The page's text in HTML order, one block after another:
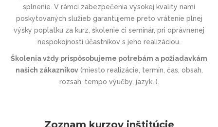
splnenie. V rámci zabezpečenia vysokej kvality nami
poskytovaných služieb garantujeme preto vrátenie plnej
výšky poplatku za kurz, školenie či seminár, pri oprávnenej
nespokojnosti účastníkov s jeho realizáciou.
Školenia vždy prispôsobujeme potrebám a požiadavkám
našich zákazníkov(miesto realizácie, termín, čas, obsah,
rozsah, tempo výučby, jazyk…).
Zoznam kurzov inštitúcie